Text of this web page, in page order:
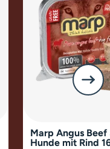
Marp Angus
Hunde mit Rind